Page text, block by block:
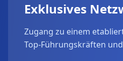
Exklusives
Zugang zu einem
Top-Führungskräften